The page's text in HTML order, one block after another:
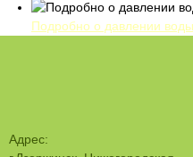
Подробно о давлении
Адрес: